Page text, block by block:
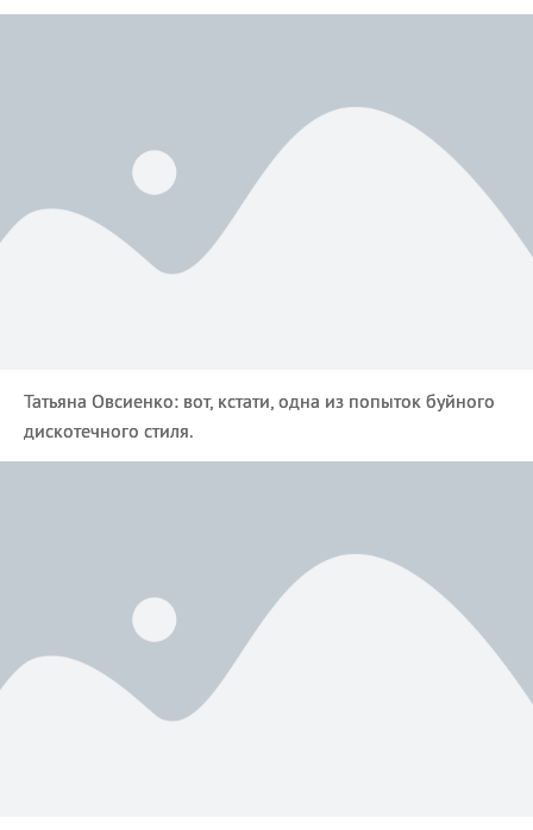
Татьяна Овсиенко: вот, кстати, одна из попыток буйного
дискотечного стиля.